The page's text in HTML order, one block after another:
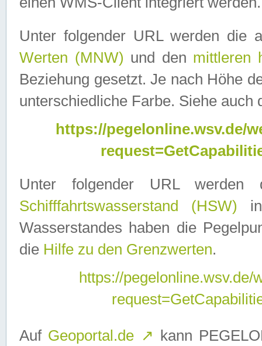
Unter folgender URL werden die
Werten (MNW) und den mittleren
Beziehung gesetzt. Je nach Höhe
unterschiedliche Farbe. Siehe auch
https://pegelonline.wsv.de/
Unter folgender URL
Schifffahrtswasserstand (HSW)
Wasserstandes haben die
die Hilfe zu den Grenzwerten.
https://
Auf Geoportal.de ↗ kann